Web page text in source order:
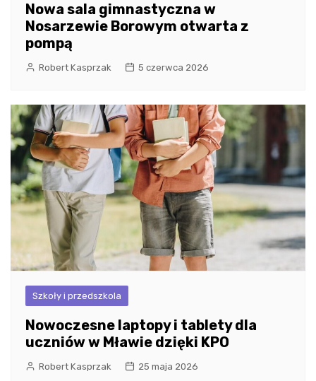
Nowa sala gimnastyczna w
Nosarzewie Borowym otwarta z
pompą
Robert Kasprzak 5 czerwca 2026
Szkoły i przedszkola
Nowoczesne laptopy i tablety dla
uczniów w Mławie dzięki KPO
Robert Kasprzak 25 maja 2026